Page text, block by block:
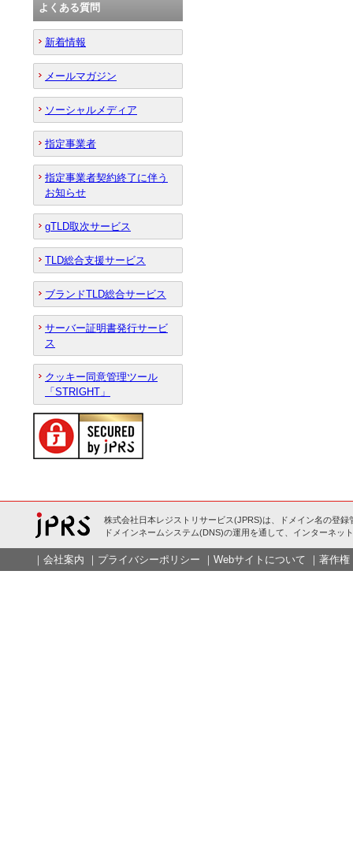
よくある質問
新着情報
メールマガジン
ソーシャルメディア
指定事業者
指定事業者契約終了に伴う
お知らせ
gTLD取次サービス
TLD総合支援サービス
ブランドTLD総合サービス
サーバー証明書発行サービ
ス
クッキー同意管理ツール
「STRIGHT」
株式会社日本レジストリサービス(JPRS)は、ドメイン名の登録
ドメインネームシステム(DNS)の運用を通して、インターネッ
｜ 会社案内 ｜ プライバシーポリシー ｜ Webサイトについて ｜ 著作権